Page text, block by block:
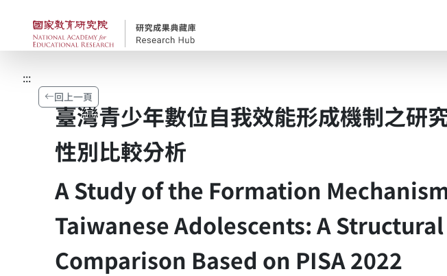
跳到主要內容國家教育研究院-研究成果典藏庫
:::
回上一頁
臺灣青少年數位自我效能形成機制之研
性別比較分析
A Study of the Formation
Taiwanese Adolescents: A
Comparison Based on PISA 2022